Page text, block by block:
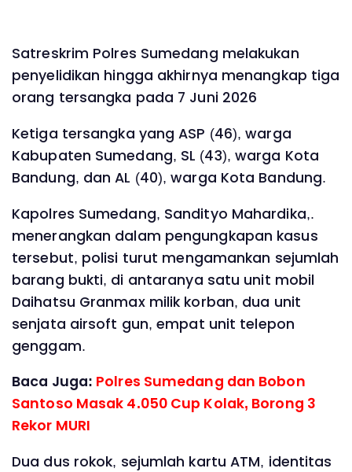
Satreskrim Polres Sumedang melakukan
penyelidikan hingga akhirnya menangkap tiga
orang tersangka pada 7 Juni 2026
Ketiga tersangka yang ASP (46), warga
Kabupaten Sumedang, SL (43), warga Kota
Bandung, dan AL (40), warga Kota Bandung.
Kapolres Sumedang, Sandityo Mahardika,.
menerangkan dalam pengungkapan kasus
tersebut, polisi turut mengamankan sejumlah
barang bukti, di antaranya satu unit mobil
Daihatsu Granmax milik korban, dua unit
senjata airsoft gun, empat unit telepon
genggam.
Baca Juga: Polres Sumedang dan Bobon
Santoso Masak 4.050 Cup Kolak, Borong 3
Rekor MURI
Dua dus rokok, sejumlah kartu ATM, identitas